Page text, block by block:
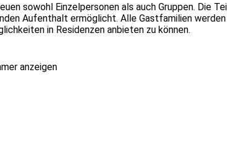
sowohl Einzelpersonen als auch Gruppen. Die
Aufenthalt ermöglicht. Alle Gastfamilien
in Residenzen anbieten zu können.
anzeigen